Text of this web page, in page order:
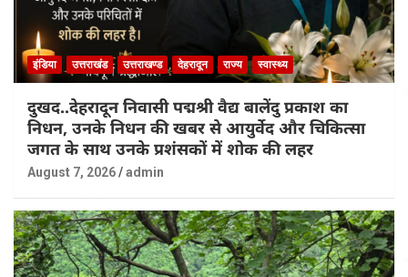
इंडिया उत्तराखंड उत्तराखण्ड देहरादून राज्य स्वास्थ्य
दुखद..देहरादून निवासी पद्मश्री वैद्य बालेंदु प्रकाश का
निधन, उनके निधन की खबर से आयुर्वेद और चिकित्सा
जगत के साथ उनके प्रशंसकों में शोक की लहर
August 7, 2026 admin